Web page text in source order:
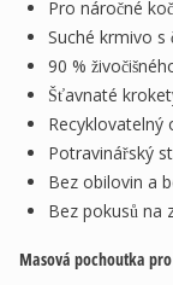
Pro náročné
Suché krmivo
90 %
Šťavnaté
Recyklovatelný
Potravinářský
Bez obilovin a
Bez pokusů na
Masová pochoutka